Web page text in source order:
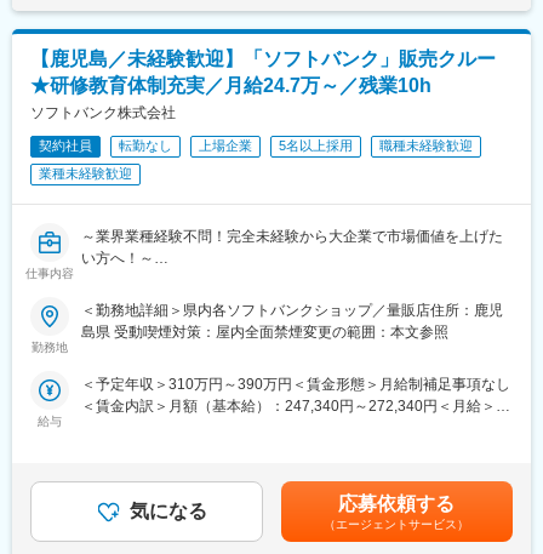
ITコンサルタントとして活躍するメンバーは40代を中心に5～6名
ほどで、1案件あたり1～3名で対応しています。代表者を始め経
営陣がエンジニアリングに強みを持っており、未だ第一線で活躍
しているため、非常にエンジニアファーストな社風です。(希望に
沿わない転勤はありません)
・藤沢本社20名
・鹿児島事業所10名
■資格取得支援制度
合否に関わらず受験料負担、資格取得後の報奨金も充実で資格取
得支援が充実。(社員数34名、全社資格取得総数132個 ※平均社
員一人当たり約4つ資格取得)
・大手G会社で安定性◎
・残業10H以下でワークライフバランスを保てる
■組織構成
鹿児島拠点は20代～50代の3名が所属しております。
■出向について：
在籍出向となります。客先常駐ではなく、自社内での作業となり
ます。
・勤務地：鹿児島県鹿児島市中央町11番地 鹿児島中央ターミナル
ビル
変更の範囲：会社の定める業務
【鹿児島／未経験歓迎】「ソフトバンク」販売クルー
★研修教育体制充実／月給24.7万～／残業10h
ソフトバンク株式会社
契約社員 転勤なし 上場企業 5名以上採用
職種未経験歓迎
業種未経験歓迎
仕事内容
～業界業種経験不問！完全未経験から大企業で市場価値を上げた
い方へ！～
●研修充実で完全未経験でも安心！入社後や配属後等様々な研修を
ご用意
●平均残業10h／年休123日／年間100名以上の正社員化実績有の
登用制度完備／東証プライム上場
て、携帯電話を中心とした商材・各サービスの提案等を担当頂き
ます。
勤務地
＜勤務地詳細＞県内各ソフトバンクショップ／量販店住所：鹿児
島県 受動喫煙対策：屋内全面禁煙変更の範囲：本文参照
給与
＜予定年収＞310万円～390万円＜賃金形態＞月給制補足事項なし
＜賃金内訳＞月額（基本給）：247,340円～272,340円＜月給＞
月給(月額)は固定手当を含めた表記です。
気になる 応募依頼する
（エージェントサービス）